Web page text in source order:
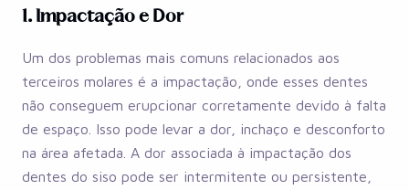
1. Impactação e Dor
Um dos problemas mais comuns relacionados aos
terceiros molares é a impactação, onde esses dentes
não conseguem erupcionar corretamente devido à falta
de espaço. Isso pode levar a dor, inchaço e desconforto
na área afetada. A dor associada à impactação dos
dentes do siso pode ser intermitente ou persistente,